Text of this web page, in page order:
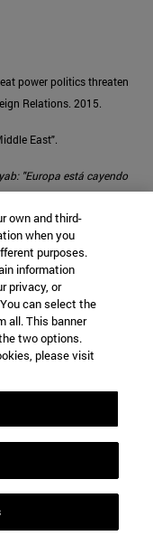
power politics threaten
Relations. 2015.
East".
"Europa está cayendo
Akgönül, Samim;
of Muslims in Europe
con el 'Mein Kampf'
la construcción de un
Press, New York
cultura europea?
entre
own and third-
when you
purposes.
information
privacy, or
can select the
all. This banner
two options.
please visit